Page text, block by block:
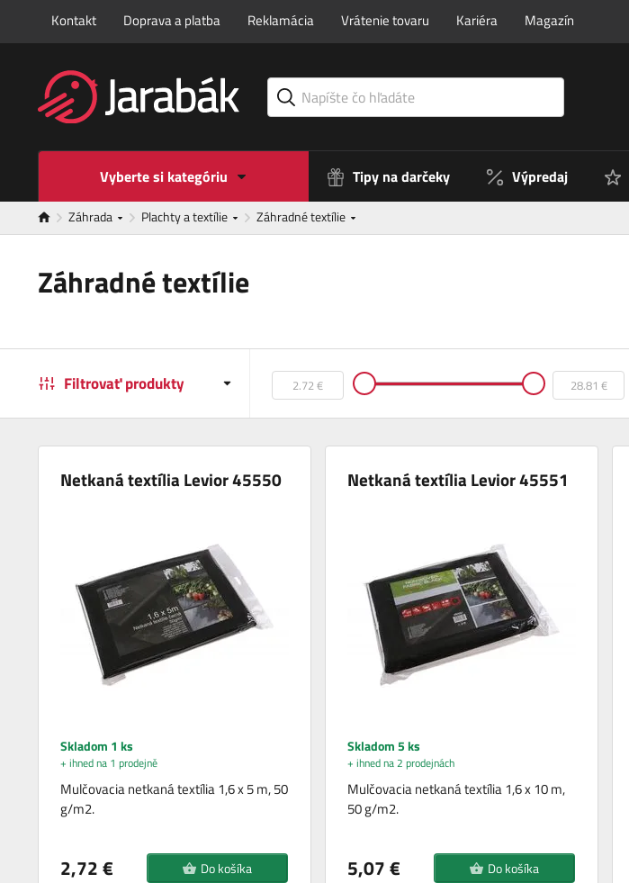
Kontakt Doprava a platba Reklamácia Vrátenie tovaru Kariéra Magazín
Vyberte si kategóriu Tipy na darčeky Výpredaj
Záhrada Plachty a textílie Záhradné textílie
Záhradné textílie
Filtrovať produkty
Netkaná textília Levior 45550
Skladom 1 ks
+ ihned na 1 prodejně
Mulčovacia netkaná textília 1,6 x 5 m, 50
g/m2.
2,72 € Do košíka
Netkaná textília Levior 45551
Skladom 5 ks
+ ihned na 2 prodejnách
Mulčovacia netkaná textília 1,6 x 10 m,
50 g/m2.
5,07 € Do košíka